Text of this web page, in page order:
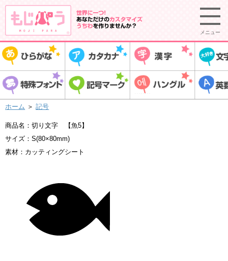
メニュー
ホーム ＞ 記号
商品名：切り文字 【魚5】
サイズ：S(80×80mm)
素材：カッティングシート